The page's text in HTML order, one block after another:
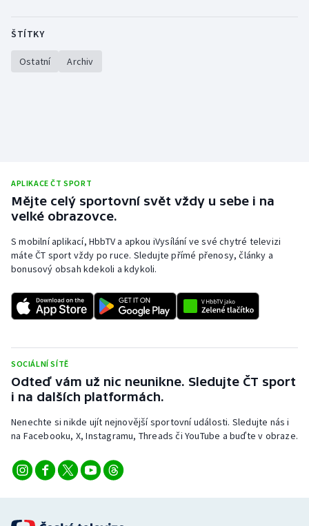
ŠTÍTKY
Ostatní Archiv
APLIKACE ČT SPORT
Mějte celý sportovní svět vždy u sebe i na
velké obrazovce.
S mobilní aplikací, HbbTV a apkou iVysílání ve své chytré televizi
máte ČT sport vždy po ruce. Sledujte přímé přenosy, články a
bonusový obsah kdekoli a kdykoli.
SOCIÁLNÍ SÍTĚ
Odteď vám už nic neunikne. Sledujte ČT sport
i na dalších platformách.
Nenechte si nikde ujít nejnovější sportovní události. Sledujte nás i
na Facebooku, X, Instagramu, Threads či YouTube a buďte v obraze.